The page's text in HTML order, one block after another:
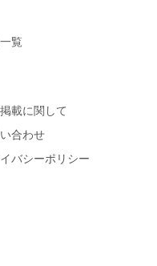
覧
載に関して
合わせ
バシーポリシー